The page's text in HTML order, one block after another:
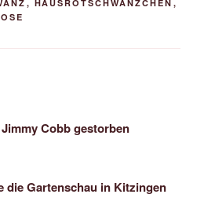
, HAUSROTSCHWÄNZCHEN ,
Cobb gestorben
die Gartenschau in Kitzingen